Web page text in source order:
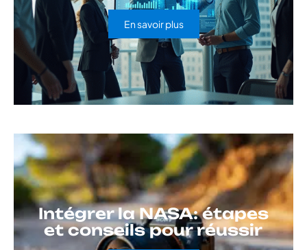
En savoir plus
Intégrer la NASA: étapes
et conseils pour réussir